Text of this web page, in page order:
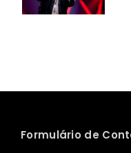
Formulário de